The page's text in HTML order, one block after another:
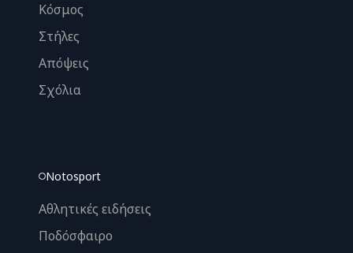
Κόσμος
Στήλες
Απόψεις
Σχόλια
Notosport
Αθλητικές ειδήσεις
Ποδόσφαιρο